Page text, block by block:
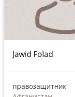
Jawid Folad
правозащитник